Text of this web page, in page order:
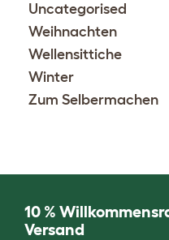
Uncategorised
Weihnachten
Wellensittiche
Winter
Zum Selbermachen
10 %
Versand